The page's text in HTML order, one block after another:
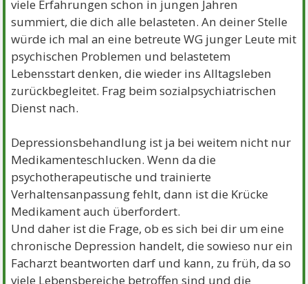
viele Erfahrungen schon in jungen Jahren
summiert, die dich alle belasteten. An deiner Stelle
würde ich mal an eine betreute WG junger Leute mit
psychischen Problemen und belastetem
Lebensstart denken, die wieder ins Alltagsleben
zurückbegleitet. Frag beim sozialpsychiatrischen
Dienst nach.
Depressionsbehandlung ist ja bei weitem nicht nur
Medikamenteschlucken. Wenn da die
psychotherapeutische und trainierte
Verhaltensanpassung fehlt, dann ist die Krücke
Medikament auch überfordert.
Und daher ist die Frage, ob es sich bei dir um eine
chronische Depression handelt, die sowieso nur ein
Facharzt beantworten darf und kann, zu früh, da so
viele Lebensbereiche betroffen sind und die